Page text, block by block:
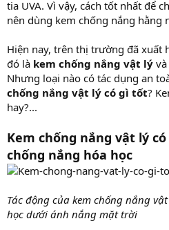
tia UVA. Vì vậy, cách tốt nhất để
nên dùng kem chống nắng hằng
Hiện nay, trên thị trường đã xuất
đó là kem chống nắng vật lý
Nhưng loại nào có tác dụng an
chống nắng vật lý có gì tốt?
hay?...
Kem chống nắng vật lý
chống nắng hóa học
Tác động của kem chống nắng
học dưới ánh nắng mặt trời